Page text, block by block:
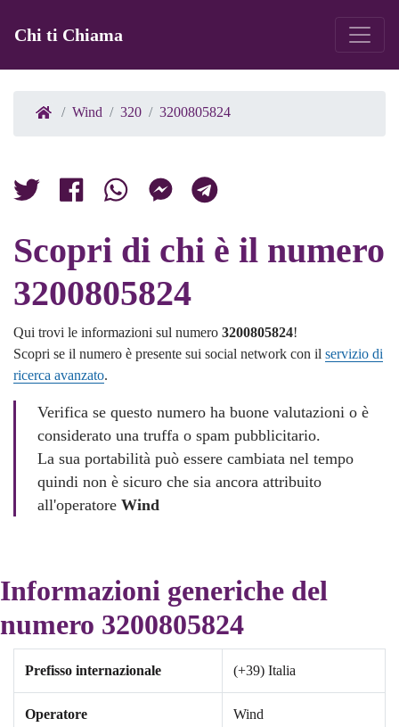
Chi ti Chiama
Wind 320 3200805824
Scopri di chi è il numero
3200805824
Qui trovi le informazioni sul numero 3200805824!
Scopri se il numero è presente sui social network con il servizio di
ricerca avanzato.
Verifica se questo numero ha buone valutazioni o è
considerato una truffa o spam pubblicitario.
La sua portabilità può essere cambiata nel tempo
quindi non è sicuro che sia ancora attribuito
all'operatoreWind
Informazioni generiche del
numero 3200805824
Prefisso internazionale (+39) Italia
Operatore Wind